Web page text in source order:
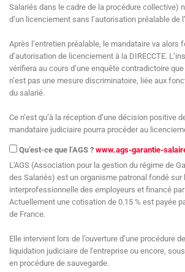
Salariés dans le cadre de la procédure collective)
d’un licenciement sans l’autorisation préalable de
Après l’entretien préalable, le mandataire va alors
d’autorisation de licenciement à la DIRECCTE.
vérifiera au cours d’une enquête contradictoire
n’est pas une mesure discriminatoire, liée aux
du salarié.
Ce n’est qu’à la réception d’une décision positive
mandataire judiciaire pourra procéder au
Qu’est-ce que l’AGS ? www.ags-garantie-
L'AGS (Association pour la gestion du régime de
des Salariés) est un organisme patronal fondé sur
interprofessionnelle des employeurs et financé
Actuellement une cotisation de 0.15 % est payée
de France.
Elle intervient lors de l’ouverture d’une procédure
liquidation judiciaire de l'entreprise ou encore,
en procédure de sauvegarde.